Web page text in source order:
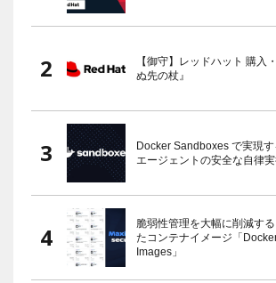
【御守】レッドハット 購入
ぬ先の杖』
Docker Sandboxes で実現
エージェントの安全な自律
脆弱性管理を大幅に削減す
たコンテナイメージ「
Images」